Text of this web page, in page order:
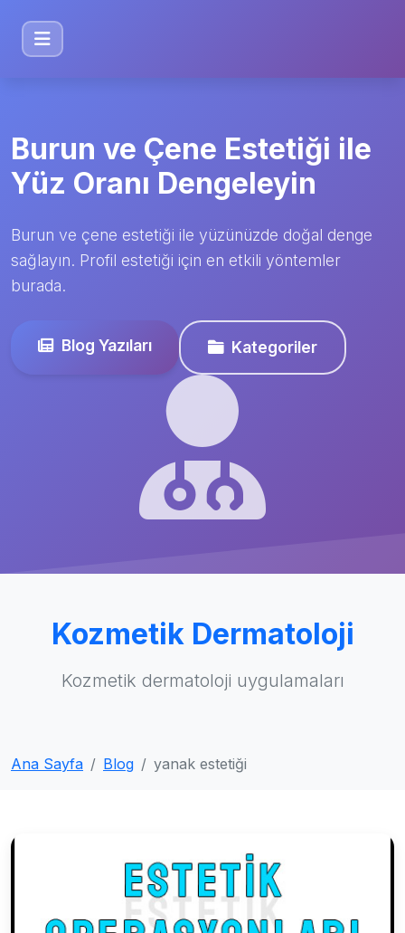
Burun ve Çene Estetiği ile
Yüz Oranı Dengeleyin
Burun ve çene estetiği ile yüzünüzde doğal denge
sağlayın. Profil estetiği için en etkili yöntemler
burada.
Blog Yazıları Kategoriler
Kozmetik Dermatoloji
Kozmetik dermatoloji uygulamaları
Ana Sayfa Blog yanak estetiği